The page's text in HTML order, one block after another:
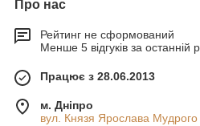
Про нас
Рейтинг не сформований
Менше 5 відгуків за останній
Працює з 28.06.2013
м. Дніпро
вул. Князя Ярослава